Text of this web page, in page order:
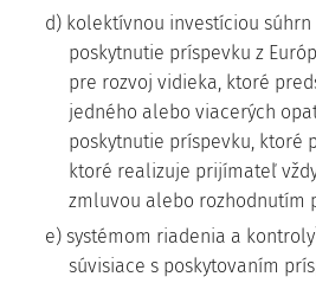
d) kolektívnou investíciou
poskytnutie príspevku z
pre rozvoj vidieka, ktoré
jedného alebo viacerých
poskytnutie príspevku, ktoré
ktoré realizuje prijímateľ
zmluvou alebo rozhodnutím
e) systémom riadenia a kontroly
súvisiace s poskytovaním